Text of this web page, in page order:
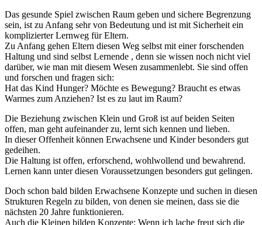
Das gesunde Spiel zwischen Raum geben und sichere Begrenzung
sein, ist zu Anfang sehr von Bedeutung und ist mit Sicherheit ein
komplizierter Lernweg für Eltern.
Zu Anfang gehen Eltern diesen Weg selbst mit einer forschenden
Haltung und sind selbst Lernende , denn sie wissen noch nicht viel
darüber, wie man mit diesem Wesen zusammenlebt. Sie sind offen
und forschen und fragen sich:
Hat das Kind Hunger? Möchte es Bewegung? Braucht es etwas
Warmes zum Anziehen? Ist es zu laut im Raum?
Die Beziehung zwischen Klein und Groß ist auf beiden Seiten
offen, man geht aufeinander zu, lernt sich kennen und lieben.
In dieser Offenheit können Erwachsene und Kinder besonders gut
gedeihen.
Die Haltung ist offen, erforschend, wohlwollend und bewahrend.
Lernen kann unter diesen Voraussetzungen besonders gut gelingen.
Doch schon bald bilden Erwachsene Konzepte und suchen in diesen
Strukturen Regeln zu bilden, von denen sie meinen, dass sie die
nächsten 20 Jahre funktionieren.
Auch die Kleinen bilden Konzepte: Wenn ich lache freut sich die